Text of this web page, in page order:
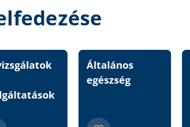
Általános
egészség